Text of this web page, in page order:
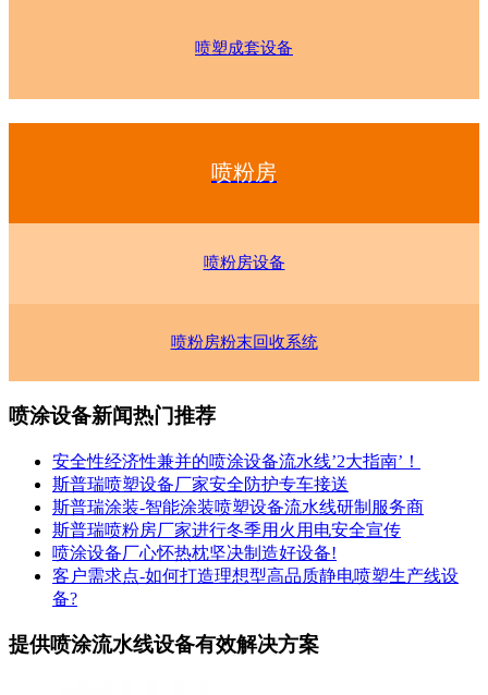
喷塑成套设备
喷粉房
喷粉房设备
喷粉房粉末回收系统
喷涂设备新闻热门推荐
安全性经济性兼并的喷涂设备流水线’2大指南’！
斯普瑞喷塑设备厂家安全防护专车接送
斯普瑞涂装-智能涂装喷塑设备流水线研制服务商
斯普瑞喷粉房厂家进行冬季用火用电安全宣传
喷涂设备厂心怀热枕坚决制造好设备!
客户需求点-如何打造理想型高品质静电喷塑生产线设
备?
提供喷涂流水线设备有效解决方案